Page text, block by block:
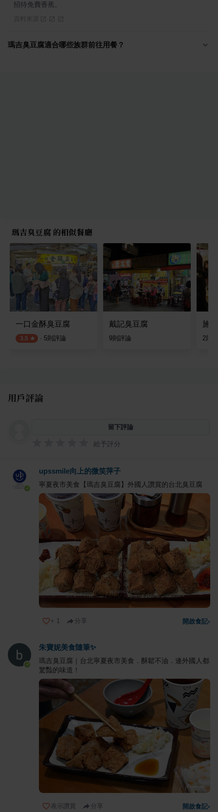
招待免費香蕉。
瑪吉臭豆腐適合哪些族群前往用餐？
瑪吉臭豆腐 的相似餐廳
一口金酥臭豆腐
3.5 · 5則評論
戴記臭豆腐
9則評論
施
2則
用戶評論
留下評論
給予評分
upssmile向上的微笑萍子
寧夏夜市美食【瑪吉臭豆腐】外國人讚賞的台北臭豆腐
+ 1 分享 開啟食記›
朱寶妮美食隨筆✨
瑪吉臭豆腐｜台北寧夏夜市美食．酥鬆不油．連外國人都
驚豔的味道！
表示讚賞 分享 開啟食記›